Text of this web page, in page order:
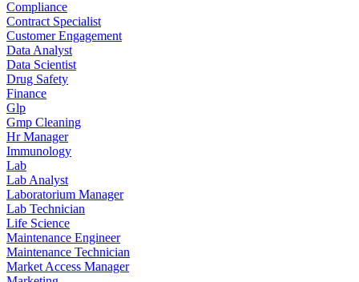
Compliance
Contract Specialist
Customer Engagement
Data Analyst
Data Scientist
Drug Safety
Finance
Glp
Gmp Cleaning
Hr Manager
Immunology
Lab
Lab Analyst
Laboratorium Manager
Lab Technician
Life Science
Maintenance Engineer
Maintenance Technician
Market Access Manager